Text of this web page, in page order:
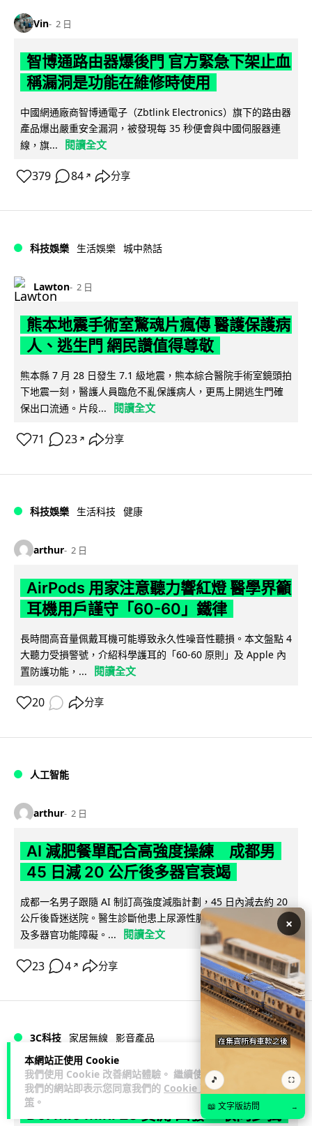
本網站正使用 Cookie
我們使用 Cookie 改善網站體驗。 繼續使用
我們的網站即表示您同意我們的 Cookie 政
策 。
Vin 2 日
智博通路由器爆後門 官方緊急下架止血
稱漏洞是功能在維修時使用
中國網通廠商智博通電子（Zbtlink Electronics）旗下的路由器
產品爆出嚴重安全漏洞，被發現每 35 秒便會與中國伺服器連
線，旗...
閱讀全文
379 84 ↗ 分享
科技娛樂 生活娛樂 城中熱話
Lawton 2 日
熊本地震手術室驚魂片瘋傳 醫護保護病
人、逃生門 網民讚值得尊敬
熊本縣 7 月 28 日發生 7.1 級地震，熊本綜合醫院手術室鏡頭拍
下地震一刻，醫護人員臨危不亂保護病人，更馬上開逃生門確
保出口流通。片段...
閱讀全文
71 23 ↗ 分享
科技娛樂 生活科技 健康
arthur 2 日
AirPods 用家注意聽力響紅燈 醫學界籲
耳機用戶謹守「60-60」鐵律
長時間高音量佩戴耳機可能導致永久性噪音性聽損。本文盤點 4
大聽力受損警號，介紹科學護耳的「60-60 原則」及 Apple 內
置防護功能，...
閱讀全文
20 分享
人工智能
arthur 2 日
AI 減肥餐單配合高強度操練 成都男
45 日減 20 公斤後多器官衰竭
成都一名男子跟隨 AI 制訂高強度減脂計劃，45 日內減去約 20
公斤後昏迷送院。醫生診斷他患上尿源性膿毒症、膿毒性休克
及多器官功能障礙。...
閱讀全文
23 4 ↗ 分享
3C科技 家居無線 影音產品
Vin 2 日
DJI Mic Mini 2s 實測 四發一收同步獨
×
🎵 ⛶
📖 文字版訪問 →